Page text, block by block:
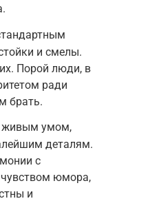
и смелы.
Порой люди, в
ради
брать.
живым умом,
деталям.
с
юмора,
и